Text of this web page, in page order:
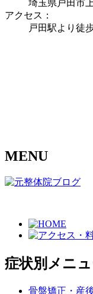
埼玉県戸田市
アクセス：
戸田駅より徒
MENU
症状別メニ
骨盤矯正・産